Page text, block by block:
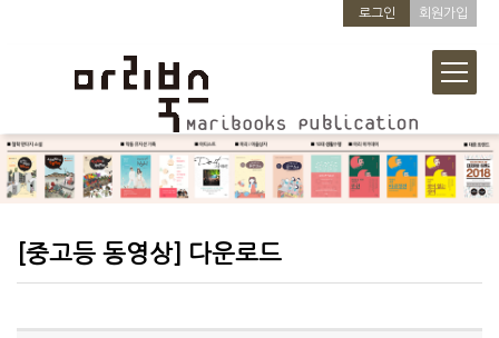
로그인 회원가입
[중고등 동영상] 다운로드